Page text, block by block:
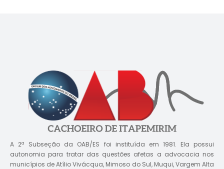
A 2ª Subseção da OAB/ES foi instituída em 1981. Ela possui
autonomia para tratar das questões afetas a advocacia nos
municípios de Atílio Vivácqua, Mimoso do Sul, Muqui, Vargem Alta